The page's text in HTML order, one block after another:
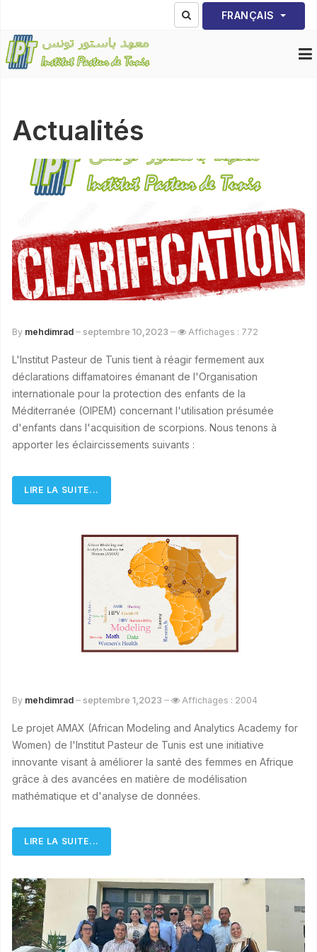
Sélectionnez votre
FRANÇAIS
Actualités
By mehdimrad septembre 10,2023 Affichages : 772
L'Institut Pasteur de Tunis tient à réagir fermement aux
déclarations diffamatoires émanant de l'Organisation
internationale pour la protection des enfants de la
Méditerranée (OIPEM) concernant l'utilisation présumée
d'enfants dans l'acquisition de scorpions. Nous tenons à
apporter les éclaircissements suivants :
LIRE LA SUITE...
By mehdimrad septembre 1,2023 Affichages : 2004
Le projet AMAX (African Modeling and Analytics Academy for
Women) de l'Institut Pasteur de Tunis est une initiative
innovante visant à améliorer la santé des femmes en Afrique
grâce à des avancées en matière de modélisation
mathématique et d'analyse de données.
LIRE LA SUITE...